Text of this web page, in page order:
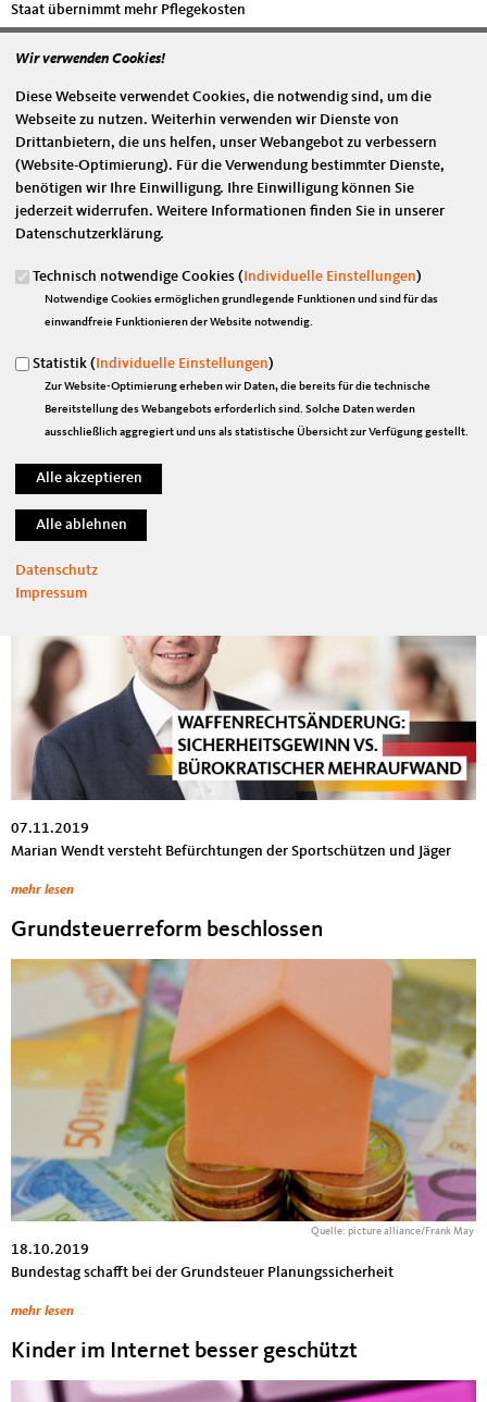
Staat übernimmt mehr Pflegekosten
Bürokratieabbau vor allem für den Mittelstand
07.11.2019
Unternehmen werden um mehr als eine Milliarde Euro im Jahr entlastet
mehr lesen
Änderungen im Waffenrecht
07.11.2019
Marian Wendt versteht Befürchtungen der Sportschützen und Jäger
mehr lesen
Grundsteuerreform beschlossen
Quelle: picture alliance/Frank May
18.10.2019
Bundestag schafft bei der Grundsteuer Planungssicherheit
mehr lesen
Kinder im Internet besser geschützt
Wir verwenden Cookies!
Diese Webseite verwendet Cookies, die notwendig sind, um die
Webseite zu nutzen. Weiterhin verwenden wir Dienste von
Drittanbietern, die uns helfen, unser Webangebot zu verbessern
(Website-Optimierung). Für die Verwendung bestimmter Dienste,
benötigen wir Ihre Einwilligung. Ihre Einwilligung können Sie
jederzeit widerrufen. Weitere Informationen finden Sie in unserer
Datenschutzerklärung.
Technisch notwendige Cookies (Individuelle Einstellungen)
Notwendige Cookies ermöglichen grundlegende Funktionen und sind für das
einwandfreie Funktionieren der Website notwendig.
Statistik ( Individuelle Einstellungen)
Zur Website-Optimierung erheben wir Daten, die bereits für die technische
Bereitstellung des Webangebots erforderlich sind. Solche Daten werden
ausschließlich aggregiert und uns als statistische Übersicht zur Verfügung gestellt.
Datenschutz
Impressum